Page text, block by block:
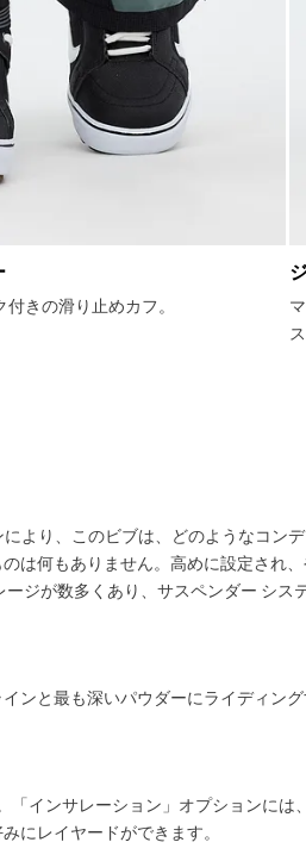
きの滑り止めカフ。
り、このビブは、どのようなコン
何もありません。高めに設定され
が数多くあり、サスペンダー シ
と最も深いパウダーにライディン
インサレーション」オプションに
にレイヤードができます。